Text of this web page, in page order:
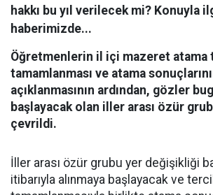
hakkı bu yıl verilecek mi? Konuyla
haberimizde...
Öğretmenlerin il içi mazeret
tamamlanması ve atama
açıklanmasının ardından, gözler
başlayacak olan iller arası özür
çevrildi.
İller arası özür grubu yer değişikliği
itibarıyla alınmaya başlayacak ve